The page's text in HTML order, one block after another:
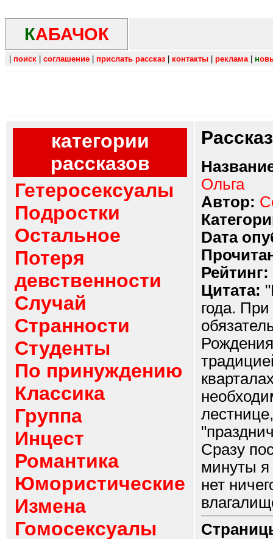
КАБАЧОК
поиск соглашение прислать рассказ контакты реклама| н
категории
рассказов
Гетеросексуалы
Подростки
Остальное
Потеря
девственности
Случай
Странности
Студенты
По принуждению
Классика
Группа
Инцест
Романтика
Юмористические
Измена
Гомосексуалы
Ольга
Автор:
Dата
Рейтинг:
Цитата:
года.
Сразу
минуты я
нет